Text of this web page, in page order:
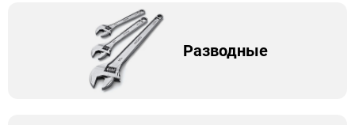
Разводные